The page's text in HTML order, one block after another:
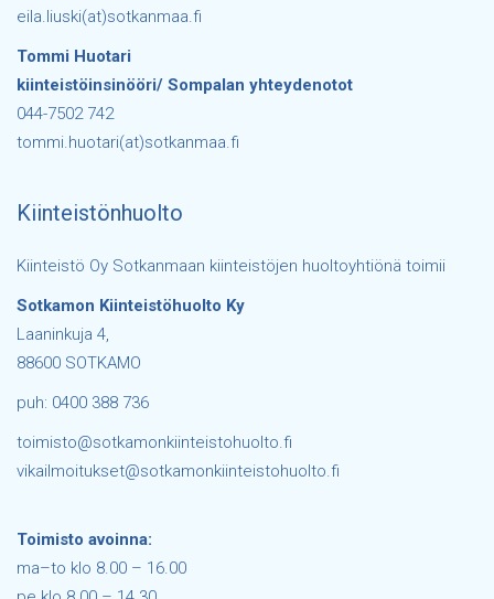
eila.liuski(at)sotkanmaa.fi
Tommi Huotari
kiinteistöinsinööri/ Sompalan yhteydenotot
044-7502 742
tommi.huotari(at)sotkanmaa.fi
Kiinteistönhuolto
Kiinteistö Oy Sotkanmaan kiinteistöjen huoltoyhtiönä toimii
Sotkamon Kiinteistöhuolto Ky
Laaninkuja 4,
88600 SOTKAMO
puh: 0400 388 736
toimisto@sotkamonkiinteistohuolto.fi
vikailmoitukset@sotkamonkiinteistohuolto.fi
Toimisto avoinna:
ma–to klo 8.00 – 16.00